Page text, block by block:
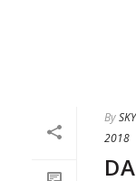
By
2018